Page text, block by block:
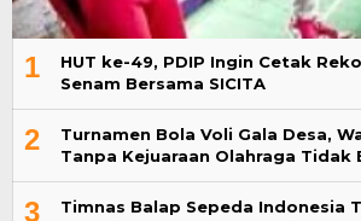
1
HUT ke-49, PDIP Ingin Cetak
Senam Bersama SICITA
2
Turnamen Bola Voli Gala Desa,
Tanpa Kejuaraan Olahraga Tidak
3
Timnas Balap Sepeda Indonesia